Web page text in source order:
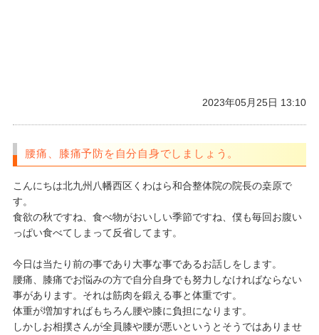
2023年05月25日 13:10
腰痛、膝痛予防を自分自身でしましょう。
こんにちは北九州八幡西区くわはら和合整体院の院長の桒原で
す。
食欲の秋ですね、食べ物がおいしい季節ですね、僕も毎回お腹い
っぱい食べてしまって反省してます。
今日は当たり前の事であり大事な事であるお話しをします。
腰痛、膝痛でお悩みの方で自分自身でも努力しなければならない
事があります。それは筋肉を鍛える事と体重です。
体重が増加すればもちろん腰や膝に負担になります。
しかしお相撲さんが全員膝や腰が悪いというとそうではありませ